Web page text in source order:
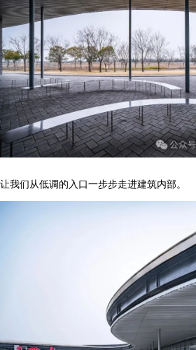
让我们从低调的入口一步步走进建筑内部。